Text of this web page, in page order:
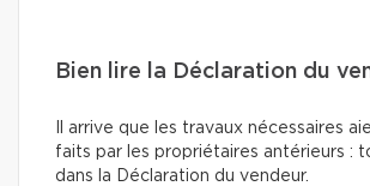
Bien lire la Déclaration du
Il arrive que les travaux nécessaires
faits par les propriétaires antérieurs :
dans la Déclaration du vendeur.